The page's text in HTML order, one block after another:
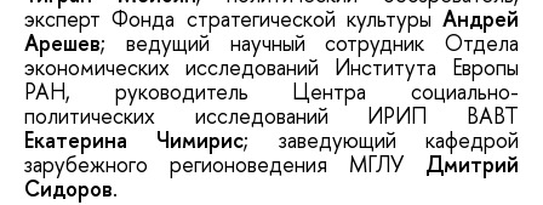
эксперт Фонда стратегической культуры Андрей
Арешев; ведущий научный сотрудник Отдела
экономических исследований Института Европы
РАН, руководитель Центра социально-
политических исследований ИРИП ВАВТ
Екатерина Чимирис; заведующий кафедрой
зарубежного регионоведения МГЛУ Дмитрий
Сидоров.